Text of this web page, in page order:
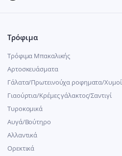
Τρόφιμα
Τρόφιμα Μπακαλικής
Αρτοσκευάσματα
Γάλατα/Πρωτεινούχα ροφηματα/Χυμοί
Γιαούρτια/Κρέμες γάλακτος/Σαντιγί
Τυροκομικά
Αυγά/Βούτηρο
Αλλαντικά
Ορεκτικά